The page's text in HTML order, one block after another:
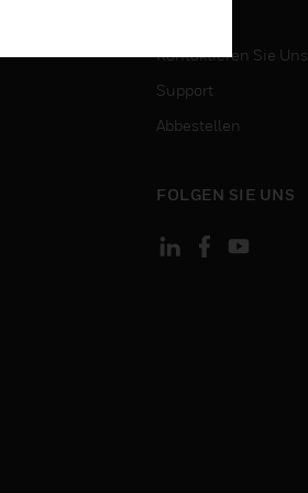
Kontaktieren Sie Uns
Support
Abbestellen
FOLGEN SIE UNS